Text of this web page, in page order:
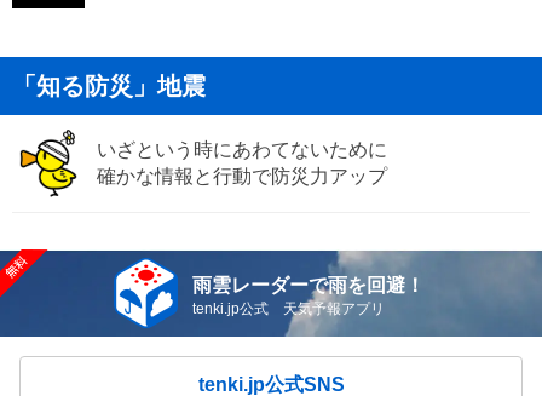
「知る防災」地震
いざという時にあわてないために
確かな情報と行動で防災力アップ
雨雲レーダーで雨を回避！
tenki.jp公式 天気予報アプリ
tenki.jp公式SNS